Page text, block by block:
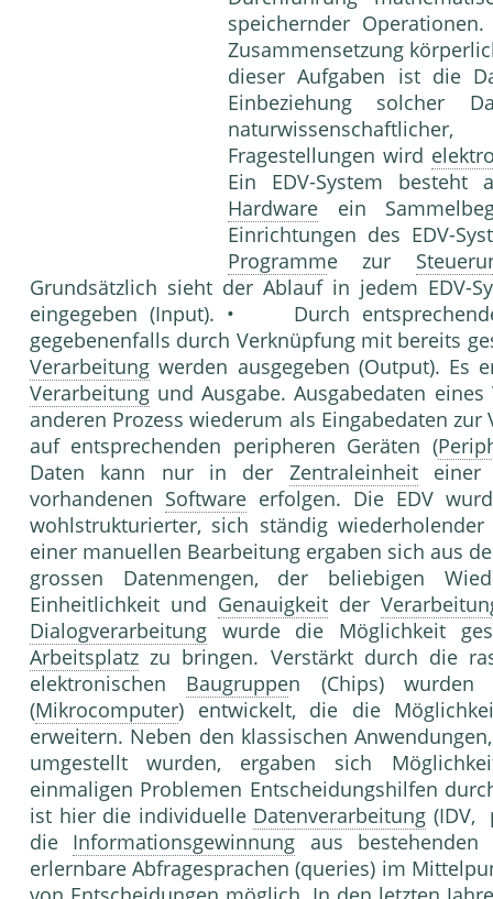
speichernder
Zusammensetzung
dieser Aufgaben ist die
Einbeziehung solcher
Fragestellungen wird
Ein EDV-System besteht
Hardware ein
Einrichtungen des EDV-
Programme zur
Grundsätzlich sieht der Ablauf in jedem
eingegeben (Input). • Durch
gegebenenfalls durch Verknüpfung mit bereits
Verarbeitung werden ausgegeben (Output). Es
Verarbeitung und Ausgabe. Ausgabedaten
anderen Prozess wiederum als Eingabedaten
auf entsprechenden peripheren Geräten (
Daten kann nur in der Zentraleinheiteiner
vorhandenen Software erfolgen. Die EDV
wohlstrukturierter, sich ständig
einer manuellen Bearbeitung ergaben sich aus
grossen Datenmengen, der beliebigen
Einheitlichkeit und Genauigkeit der
Dialogverarbeitung wurde die Möglichkeit
Arbeitsplatz zu bringen. Verstärkt durch die
elektronischen Baugruppen (Chips) wurden
(Mikrocomputer) entwickelt, die die
erweitern. Neben den klassischen
umgestellt wurden, ergaben sich
einmaligen Problemen Entscheidungshilfen
ist hier die individuelle Datenverarbeitung (IDV,
die Informationsgewinnung aus bestehenden
erlernbare Abfragesprachen (queries) im